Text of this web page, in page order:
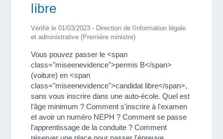
libre
Vérifié le 01/03/2023 - Direction de l'information légale
et administrative (Première ministre)
Vous pouvez passer le <span
class="miseenevidence">permis B</span>
(voiture) en <span
class="miseenevidence">candidat libre</span>,
sans vous inscrire dans une auto-école. Quel est
l'âge minimum ? Comment s'inscrire à l'examen
et avoir un numéro NEPH ? Comment se passe
l'apprentissage de la conduite ? Comment